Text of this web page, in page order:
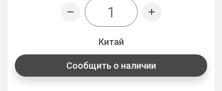
Китай
Сообщить о наличии